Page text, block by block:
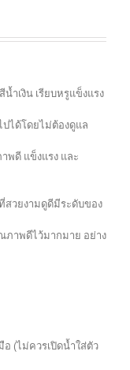
ำเงิน เรียบหรูแข็งแรง
ได้โดยไม่ต้องดูแล
พดี แข็งแรง และ
สวยงามดูดีมีระดับของ
ภาพดีไว้มากมาย อย่าง
อ (ไม่ควรเปิดน้ำใส่ตัว